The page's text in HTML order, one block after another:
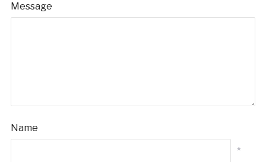
Message
Name
*